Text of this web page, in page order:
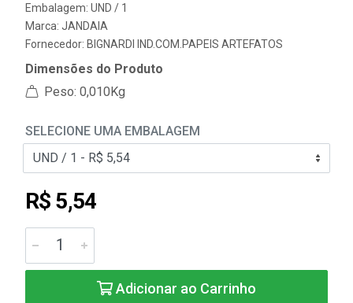
Embalagem: UND / 1
Marca: JANDAIA
Fornecedor: BIGNARDI IND.COM.PAPEIS ARTEFATOS
Dimensões do Produto
Peso: 0,010Kg
SELECIONE UMA EMBALAGEM
R$ 5,54
Adicionar ao Carrinho